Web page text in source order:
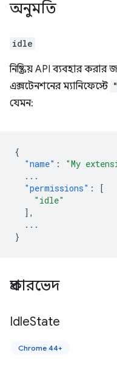
অনুমতি
idle
নিষ্ক্রিয় API ব্যবহার
এক্সটেনশনের ম্যানিফেস্টে
যেমন:
{
"name" : "My
...
"permissions" :
[
"idle"
],
...
}
প্রকারভেদ
IdleState
Chrome 44+